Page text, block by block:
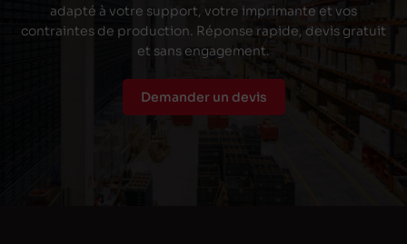
adapté à votre support, votre imprimante et vos
contraintes de production. Réponse rapide, devis gratuit
et sans engagement.
Demander un devis